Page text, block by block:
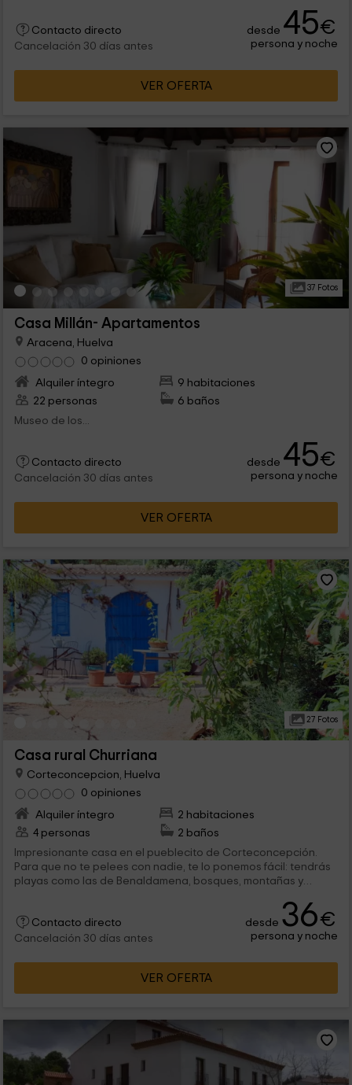
Contacto directo
Cancelación 30 días antes
desde 45€
persona y noche
VER OFERTA
37 Fotos
Casa Millán- Apartamentos
Aracena, Huelva
0 opiniones
Alquiler íntegro
9 habitaciones
22 personas
6 baños
Museo de los...
Contacto directo
Cancelación 30 días antes
desde 45€
persona y noche
VER OFERTA
27 Fotos
Casa rural Churriana
Corteconcepcion, Huelva
0 opiniones
Alquiler íntegro
2 habitaciones
4 personas
2 baños
Impresionante casa en el pueblecito de Corteconcepción.
Para que no te pelees con nadie, te lo ponemos fácil: tendrás
playas como las de Benaldamena, bosques, montañas y
Granada. Contarás con 2 dormitorios de tipo doble, enormes
espacios comunes en sus salones y porches, barbacoa, sillas
para tomar el sol y piscinas. ¿Se puede pedir más?
Contacto directo
Cancelación 30 días antes
desde 36€
persona y noche
VER OFERTA